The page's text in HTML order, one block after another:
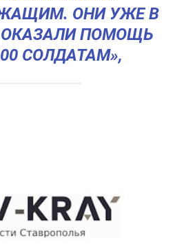
ОНИ УЖЕ В
ПОМОЩЬ
СОЛДАТАМ»,